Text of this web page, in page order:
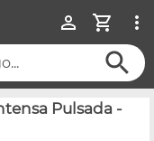
Pulsada -